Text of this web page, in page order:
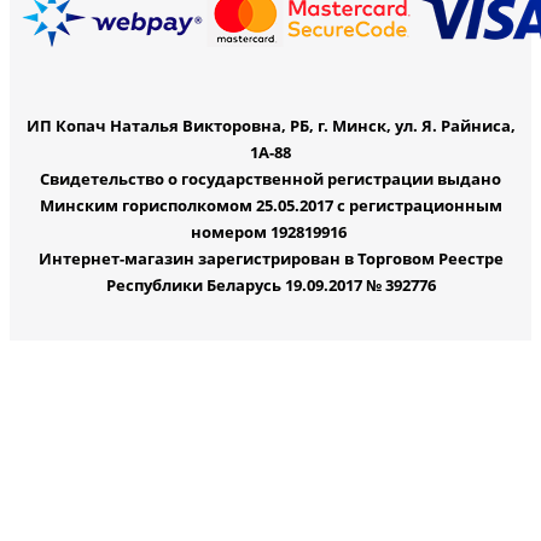
ИП Копач Наталья Викторовна, РБ, г. Минск, ул. Я. Райниса,
1А-88
Свидетельство о государственной регистрации выдано
Минским горисполкомом 25.05.2017 с регистрационным
номером 192819916
Интернет-магазин зарегистрирован в Торговом Реестре
Республики Беларусь 19.09.2017 № 392776